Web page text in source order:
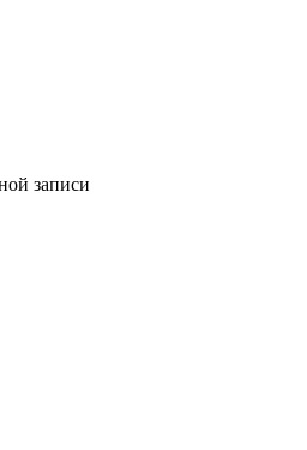
записи